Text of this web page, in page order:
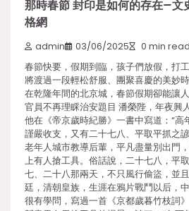
那時春節 封印是如何的存在–
格網
admin 03/06/2025 0 min read
春節快要，假期到臨，孩子們放假，打
將渡過一段輕松舒服、團聚喜慶的美妙
在乾隆年間的北京城，春節假期卻能讓
官員不再理睬治安題目 潘榮陛，年夜興
他在《帝京歲時紀勝》一書中寫道：“
謹嚴收支，又有二十七八、平取平抓之
老年人城市教導后輩，平凡盡量別出門
上有人搶工具。俗話說，二十七八，平
七、二十八那兩天，不只風行偷盜，並
廷，清朝皇族，生涯在鴉片戰鬥以后，
很有學問，寫過一首《京都歲暮竹枝詞